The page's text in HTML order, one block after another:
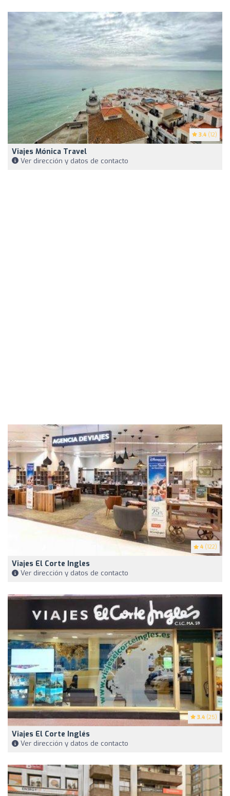
3.4 (12)
Viajes Mónica Travel
Ver dirección y datos de contacto
4 (122)
Viajes El Corte Ingles
Ver dirección y datos de contacto
3.4 (25)
Viajes El Corte Inglés
Ver dirección y datos de contacto